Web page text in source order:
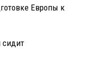
Европы к
сидит